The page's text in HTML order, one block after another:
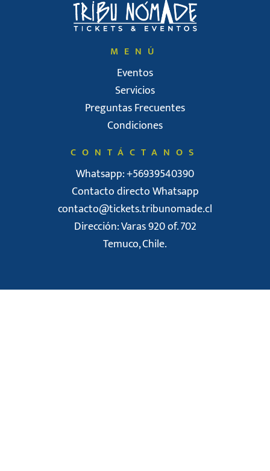
MENÚ
Eventos
Servicios
Preguntas Frecuentes
Condiciones
CONTÁCTANOS
Whatsapp: +56939540390
Contacto directo Whatsapp
contacto@tickets.tribunomade.cl
Dirección: Varas 920 of. 702
Temuco, Chile.